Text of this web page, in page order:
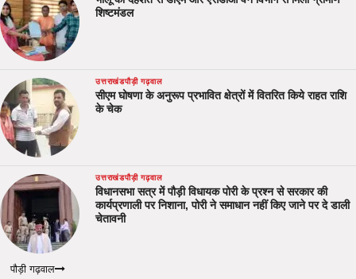
शिष्टमंडल
उत्तराखंडपौड़ी गढ़वाल
सीएम घोषणा के अनुरूप प्रभावित क्षेत्रों में वितरित किये राहत राशि
के चेक
उत्तराखंडपौड़ी गढ़वाल
विधानसभा सत्र में पौड़ी विधायक पोरी के प्रश्न से सरकार की
कार्यप्रणाली पर निशाना, पोरी ने समाधान नहीं किए जाने पर दे डाली
चेतावनी
पौड़ी गढ़वाल